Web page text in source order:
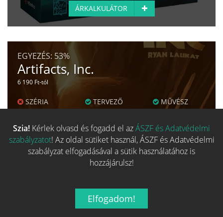
ÁRKALKULÁTOR
EGYEZÉS: 53%
Artifacts, Inc.
6 190 Ft-tól
SZÉRIA TERVEZŐ MŰVÉSZ
Fő kategória egyezés 50%
Család egyezés 9%
Szia! Kérlek olvasd és fogadd el azÁSZF és Adatvédelmi
szabályzatot! Az oldal sütiket használ, ÁSZF és Adatvédelmi
szabályzat elfogadásával a sütik használatához is
hozzájárulsz!
Elfogadom!